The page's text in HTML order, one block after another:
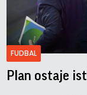
FUDBAL
Plan ostaje